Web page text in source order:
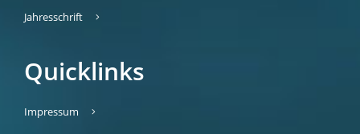
Jahresschrift
Quicklinks
Impressum